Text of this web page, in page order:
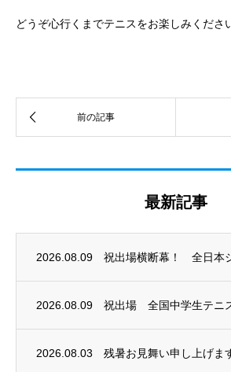
どうぞ心行くまでテニスをお楽しみくださ
最新記事
2026.08.09
2026.08.09 祝出場 全国中学生テニ
2026.08.03 残暑お見舞い申し上げま